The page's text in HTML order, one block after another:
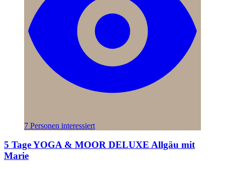
7 Personen interessiert
5 Tage YOGA & MOOR DELUXE Allgäu mit
Marie